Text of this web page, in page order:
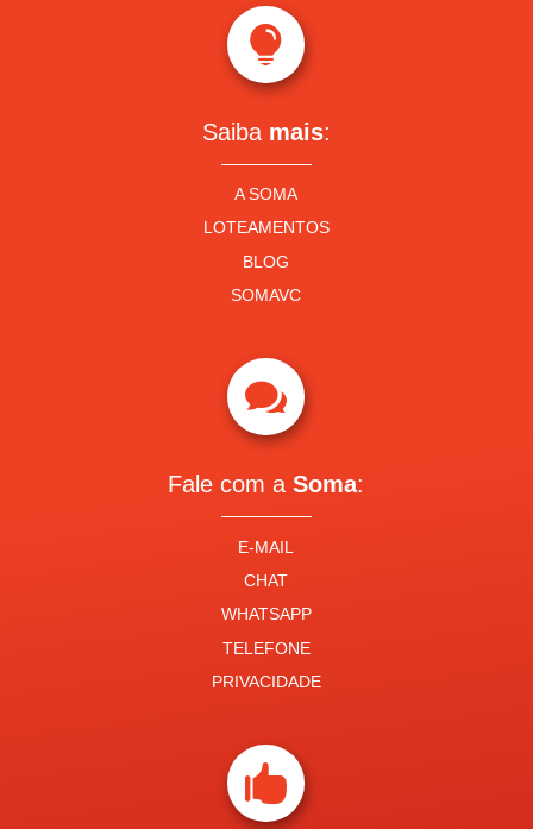

Saiba mais:
A SOMA
LOTEAMENTOS
BLOG
SOMAVC

Fale com aSoma:
E-MAIL
CHAT
WHATSAPP
TELEFONE
PRIVACIDADE
